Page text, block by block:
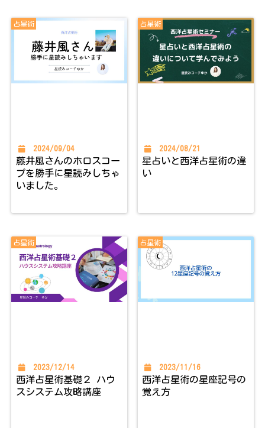
占星術
2024/09/04
藤井風さんのホロスコー
プを勝手に星読みしちゃ
いました。
占星術
2024/08/21
星占いと西洋占星術の違
い
占星術
2023/12/14
西洋占星術基礎２ ハウ
スシステム攻略講座
占星術
2023/11/16
西洋占星術の星座記号の
覚え方